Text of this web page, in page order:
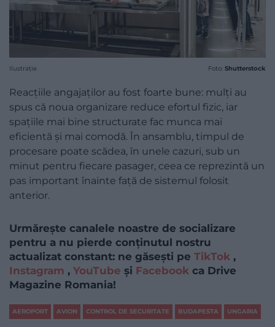
Ilustrație Foto: Shutterstock
Reacțiile angajaților au fost foarte bune: mulți au
spus că noua organizare reduce efortul fizic, iar
spațiile mai bine structurate fac munca mai
eficientă și mai comodă. În ansamblu, timpul de
procesare poate scădea, în unele cazuri, sub un
minut pentru fiecare pasager, ceea ce reprezintă un
pas important înainte față de sistemul folosit
anterior.
Urmărește canalele noastre de socializare
pentru a nu pierde conținutul nostru
actualizat constant: ne găsești pe TikTok ,
Instagram , YouTube și Facebook ca Drive
Magazine Romania!
AEROPORT AVION CONTROL DE SECURITATE BUDAPESTA UNGARIA